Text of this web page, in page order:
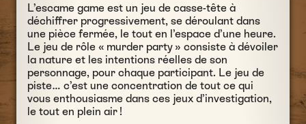
L’escame game est un jeu de casse-tête à
déchiffrer progressivement, se déroulant dans
une pièce fermée, le tout en l’espace d’une heure.
Le jeu de rôle « murder party » consiste à dévoiler
la nature et les intentions réelles de son
personnage, pour chaque participant. Le jeu de
piste… c’est une concentration de tout ce qui
vous enthousiasme dans ces jeux d’investigation,
le tout en plein air !